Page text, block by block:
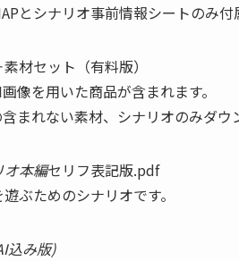
とシナリオ事前情報シートのみ付
材セット（有料版）
像を用いた商品が含まれます。
まれない素材、シナリオのみダウ
オ本編セリフ表記版.pdf
ぶためのシナリオです。
込み版)